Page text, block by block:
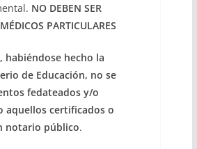
NO DEBEN SER
PARTICULARES
habiéndose hecho la
de Educación, no se
fedateados y/o
aquellos certificados o
notario público.